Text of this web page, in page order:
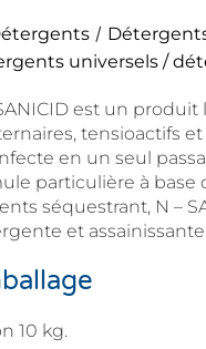
/
universels /
est un
tensioactifs
en un seul
particulière à base
séquestrant, N –
et
10 kg.